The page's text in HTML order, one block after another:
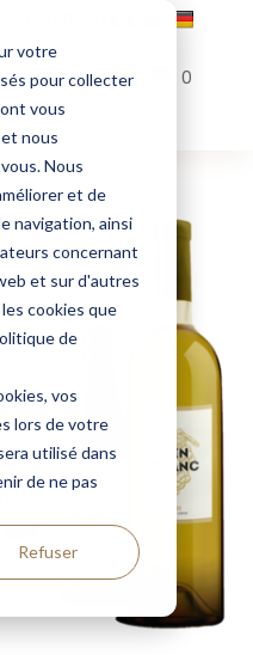
votre
pour collecter
vous
nous
Nous
et de
navigation, ainsi
concernant
et sur d'autres
cookies que
de
vos
lors de votre
utilisé dans
de ne pas
Refuser
0